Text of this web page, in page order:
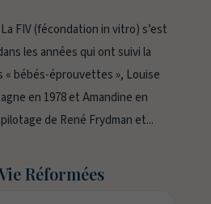
FIV (fécondation in vitro) s’est
les années qui ont suivi la
« bébés-éprouvettes », Louise
en 1978 et Amandine en
de René Frydman et...
Réformées